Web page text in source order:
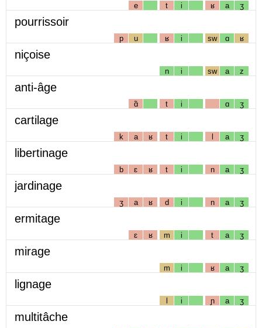
e t i ʁ a ʒ
pourrissoir
p u ʁ i sw ɑ ʁ
niçoise
n i sw a z
anti-âge
ɑ̃ t i ɑ ʒ
cartilage
k a ʁ t i l a ʒ
libertinage
b ɛ ʁ t i n a ʒ
jardinage
ʒ a ʁ d i n a ʒ
ermitage
ɛ ʁ m i t a ʒ
mirage
m i ʁ a ʒ
lignage
l i ɲ a ʒ
multitâche